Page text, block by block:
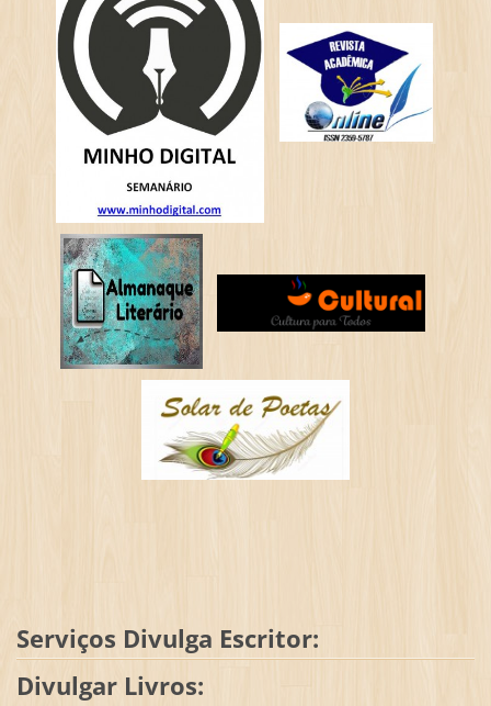
Serviços Divulga Escritor:
Divulgar Livros: